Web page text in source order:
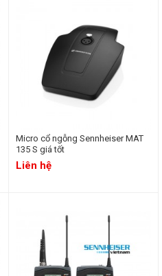
Micro cổ ngỗng Sennheiser MAT
135 S giá tốt
Liên hệ